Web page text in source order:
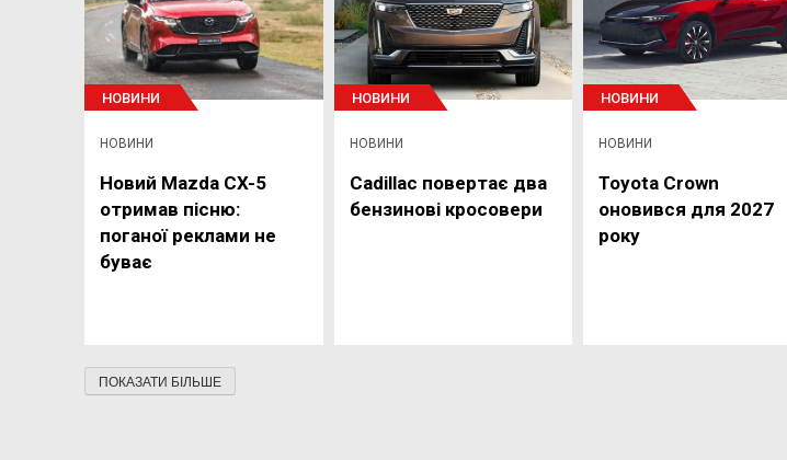
НОВИНИ
НОВИНИ
Новий Mazda CX-5
отримав пісню:
поганої реклами не
буває
НОВИНИ
НОВИНИ
Cadillac повертає два
бензинові кросовери
НОВИНИ
НОВИНИ
Toyota Crown
оновився для 2027
року
ПОКАЗАТИ БІЛЬШЕ